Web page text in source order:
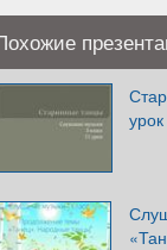
урок